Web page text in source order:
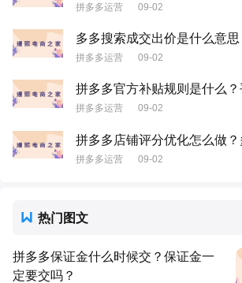
拼多多运营 09-02
多多搜索成交出价是什么意思
拼多多运营 09-02
拼多多官方补贴规则是什么？
拼多多运营 09-02
拼多多店铺评分优化怎么做？
拼多多运营 09-02
热门图文
拼多多保证金什么时候交？保证金一
定要交吗？